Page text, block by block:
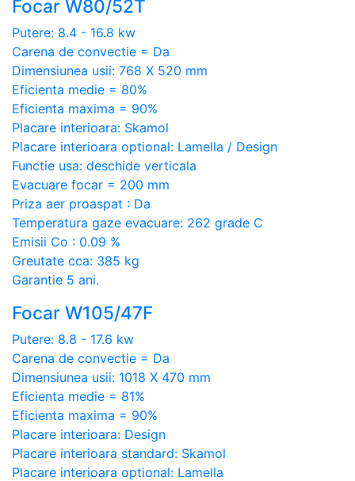
Focar W80/52T
Putere: 8.4 - 16.8 kw
Carena de convectie = Da
Dimensiunea usii: 768 X 520 mm
Eficienta medie = 80%
Eficienta maxima = 90%
Placare interioara: Skamol
Placare interioara optional: Lamella / Design
Functie usa: deschide verticala
Evacuare focar = 200 mm
Priza aer proaspat : Da
Temperatura gaze evacuare: 262 grade C
Emisii Co : 0.09 %
Greutate cca: 385 kg
Garantie 5 ani.
Focar W105/47F
Putere: 8.8 - 17.6 kw
Carena de convectie = Da
Dimensiunea usii: 1018 X 470 mm
Eficienta medie = 81%
Eficienta maxima = 90%
Placare interioara: Design
Placare interioara standard: Skamol
Placare interioara optional: Lamella